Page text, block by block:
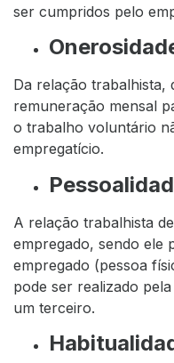
ser cumpridos pelo
Da relação trabalhista,
remuneração mensal
o trabalho voluntário
empregatício.
A relação trabalhista
empregado, sendo ele
empregado (pessoa
pode ser realizado
um terceiro.